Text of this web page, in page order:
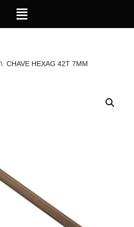
\ CHAVE HEXAG 42T 7MM